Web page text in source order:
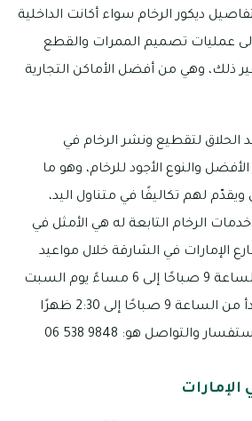
ديكور الرخام سواء أكانت الداخلية
إلى عمليات تصميم الممرات والقطع
ذلك، وهي من أفضل الأماكن التجارية
الحلاق لتقطيع ونشر الرخام في
والنوع الأجود للرخام، وهو ما
ويقدّم لهم تكاليفًا في متناول اليد،
الرخام التابعة له هي الأمثل في
الإمارات في الشارقة خلال مواعيد
العمل، والتي تبدأ من الساعة 9 صباحًا إلى 6 مساءً يوم السبت
وحتى الأربعاء، بينما تبدأ من الساعة 9 صباحًا إلى 2:30 ظهرًا
والتواصل هو: 9848 538 06
الإمارات